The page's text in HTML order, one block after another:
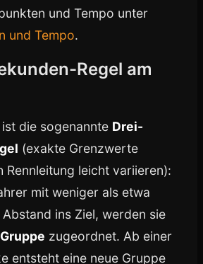
und Tempo unter
und Tempo.
Regel am
die sogenannte Drei-
(exakte Grenzwerte
Rennleitung leicht variieren):
mit weniger als etwa
ins Ziel, werden sie
zugeordnet. Ab einer
entsteht eine neue Gruppe